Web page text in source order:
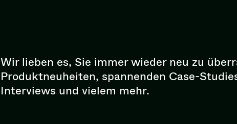
Wir lieben es, Sie immer wieder neu zu
Pro­dukt­neu­hei­ten, spannenden Case-
Interviews und vielem mehr.